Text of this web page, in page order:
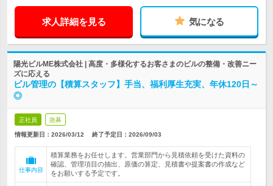
求人詳細を見る 気になる
陽光ビルME株式会社 | 高度・多様化するお客さまのビルの整備・改善ニー
ズに応える
ビル管理の【積算スタッフ】手当、福利厚生充実、年休120日～
◎
正社員 急募
情報更新日：2026/03/12 終了予定日： 2026/09/03
仕事内容
積算業務をお任せします。営業部門から見積依頼を受けた資料の
確認、管理項目の抽出、原価の算定、見積書や提案書の作成など
をお願いする予定です。